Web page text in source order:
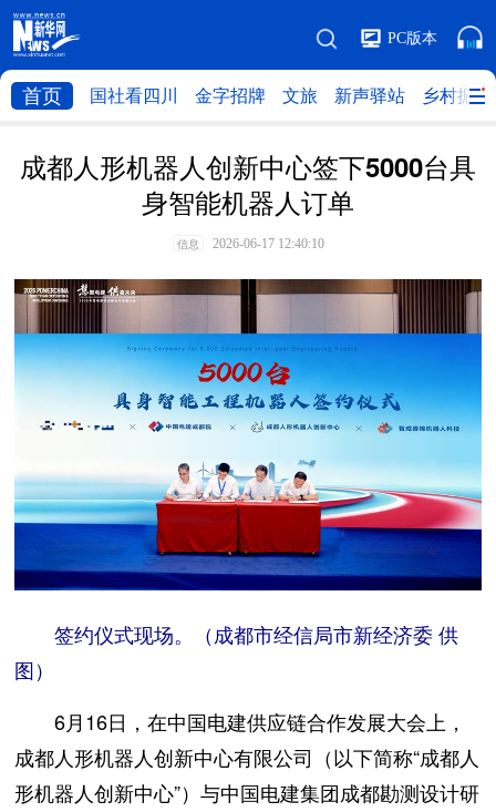
PC版本
首页 国社看四川 金字招牌 文旅 新声驿站 乡村振兴
成都人形机器人创新中心签下5000台具
身智能机器人订单
信息 2026-06-17 12:40:10
签约仪式现场。（成都市经信局市新经济委 供
图）
6月16日，在中国电建供应链合作发展大会上，
成都人形机器人创新中心有限公司（以下简称“成都人
形机器人创新中心”）与中国电建集团成都勘测设计研